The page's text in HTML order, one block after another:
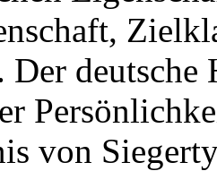
deutsche
von